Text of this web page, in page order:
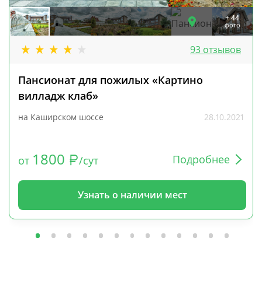
+ 44
фото
93 отзывов
Пансионат для пожилых «Картино
вилладж клаб»
на Каширском шоссе 28.10.2021
от 1800 /сут Подробнее
Узнать о наличии мест